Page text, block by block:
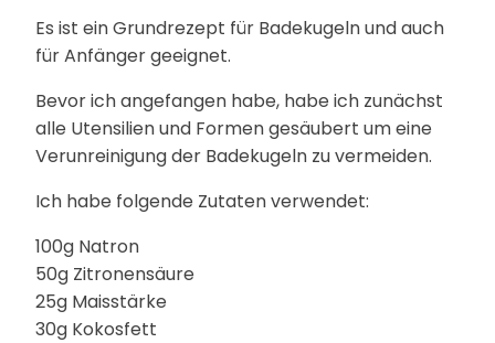
Es ist ein Grundrezept für Badekugeln und auch
für Anfänger geeignet.
Bevor ich angefangen habe, habe ich zunächst
alle Utensilien und Formen gesäubert um eine
Verunreinigung der Badekugeln zu vermeiden.
Ich habe folgende Zutaten verwendet:
100g Natron
50g Zitronensäure
25g Maisstärke
30g Kokosfett